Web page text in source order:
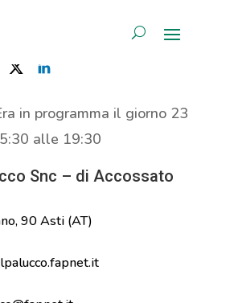
RISERVATA
Carnidyn Plus
Carnidyn Plus
in programma il giorno 23
alle 19:30
Snc – di Accossato
90 Asti (AT)